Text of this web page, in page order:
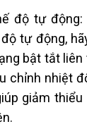
độ tự động:
tự động,
bật tắt liên
chỉnh nhiệt
giảm